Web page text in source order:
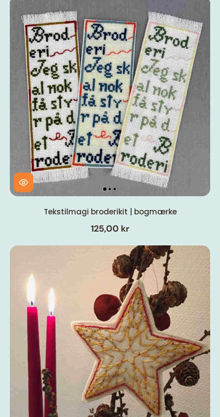
Tekstilmagi broderikit | bogmærke
125,00 kr